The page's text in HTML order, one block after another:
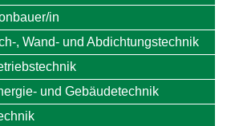
in
, Wand- und Abdichtungstechnik
und Gebäudetechnik